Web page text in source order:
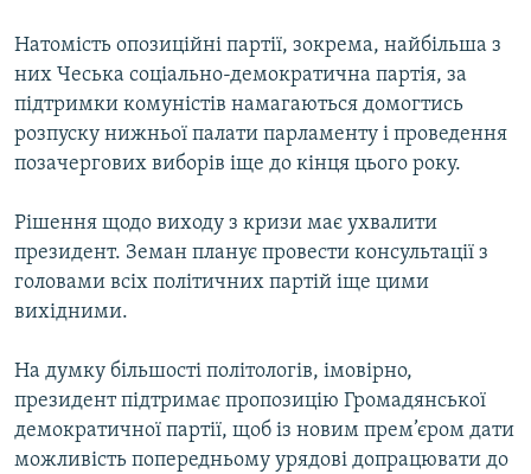
Натомість опозиційні партії, зокрема, найбільша з
них Чеська соціально-демократична партія, за
підтримки комуністів намагаються домогтись
розпуску нижньої палати парламенту і проведення
позачергових виборів іще до кінця цього року.
Рішення щодо виходу з кризи має ухвалити
президент. Земан планує провести консультації з
головами всіх політичних партій іще цими
вихідними.
На думку більшості політологів, імовірно,
президент підтримає пропозицію Громадянської
демократичної партії, щоб із новим прем’єром дати
можливість попередньому урядові допрацювати до